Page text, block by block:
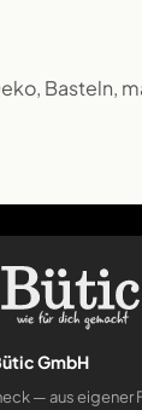
Basteln,
GmbH
— aus eigener